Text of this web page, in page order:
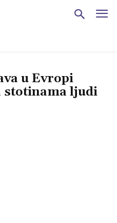
u Evropi
stotinama ljudi